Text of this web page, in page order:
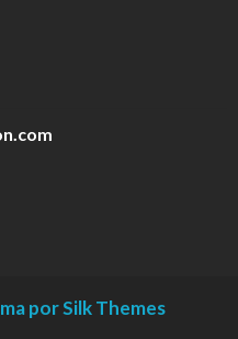
por Silk Themes